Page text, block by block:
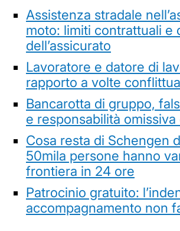
Assistenza stradale
moto: limiti contrattuali e
dell’assicurato
Lavoratore e datore di
rapporto a volte
Bancarotta di gruppo,
e responsabilità
Cosa resta di Schengen
50mila persone hanno
frontiera in 24 ore
Patrocinio gratuito:
accompagnamento non